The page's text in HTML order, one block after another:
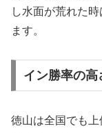
し水面が荒れた
ます。
イン勝率の
徳山は全国でも